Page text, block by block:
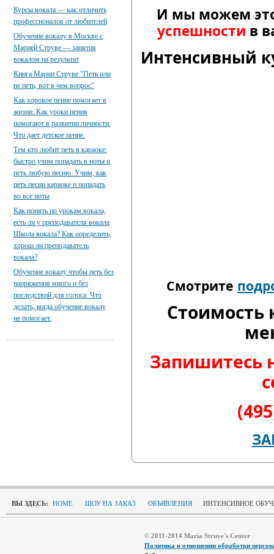
И мы можем
успешности в
Интенсивный
Смотрите
Стоимость
Запишитесь
Курсы вокала — как отличить
профессионалов от любителей
Обучение вокалу в Москве с
Марией Струве — занятия
вокалом на результат
Книга Марии Струве "Петь или
не петь, вот в чем вопрос"
Как хоровое пение помогает в
жизни. Как уроки пения
помогают в развитии личности.
Что дает детское пение.
Тем кто любит петь в караоке:
быстро учим попадать в ноты и
петь любую песню. Учим, как
петь песни караоке и попадать
во все ноты
Как понять по урокам вокала,
есть ли у преподавателя вокала
Школа вокала? Как определить,
хорош ли преподаватель
вокала?
Обучение вокалу чтобы петь без
напряжения много и без
последствий для голоса. Что
делать, когда обучение вокалу
не помогает.
ВЫ ЗДЕСЬ: HOME ШОУ НА ЗАКАЗ ОБЪЯВЛЕНИЯ ИНТЕНСИВНОЕ
© 2011-2014 Maria Struve's Center
Политика в отношении обработки